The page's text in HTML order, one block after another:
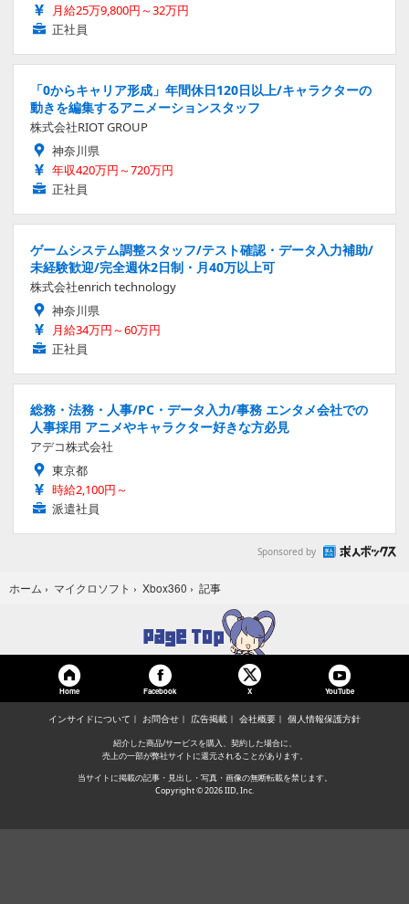
月給25万9,800円～32万円
正社員
「0からキャリア形成」年間休日120日以上/キャラクターの
動きを編集するアニメーションスタッフ
株式会社RIOT GROUP
神奈川県
年収420万円～720万円
正社員
ゲームシステム調整スタッフ/テスト確認・データ入力補助/
未経験歓迎/完全週休2日制・月40万以上可
株式会社enrich technology
神奈川県
月給34万円～60万円
正社員
総務・法務・人事/PC・データ入力/事務 エンタメ会社での
人事採用 アニメやキャラクター好きな方必見
アデコ株式会社
東京都
時給2,100円～
派遣社員
Sponsored by
ホーム › マイクロソフト › Xbox360 › 記事
Home Facebook X YouTube
インサイドについて お問合せ 広告掲載 会社概要 個人情報保護方針
紹介した商品/サービスを購入、契約した場合に、
売上の一部が弊社サイトに還元されることがあります。
当サイトに掲載の記事・見出し・写真・画像の無断転載を禁じます。
Copyright © 2026 IID, Inc.